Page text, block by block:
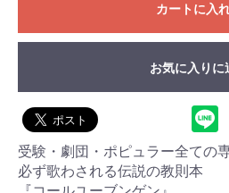
カートに入
お気に入りに
受験・劇団・ポピュラー全ての
必ず歌わされる伝説の教則本